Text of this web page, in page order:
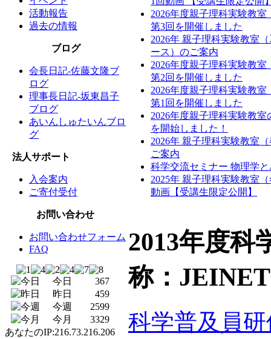
活動報告
過去の情報
ブログ
会長日記-佐藤文隆ブ
ログ
理事長日記-坂東昌子
ブログ
あいんしゅたいんブロ
グ
法人サポート
入会案内
ご寄付受付
お問い合わせ
お問い合わせフォーム
FAQ
今日
367
昨日
459
今週
2599
今月
3329
あなたのIP:216.73.216.206
2026年度親子理科実験教室
第3回を開催しました
2026年 親子理科実験教室
ース）のご案内
2026年度親子理科実験教室
第2回を開催しました
2026年度親子理科実験教室
第1回を開催しました
2026年度親子理科実験教室
を開始しました！
2026年 親子理科実験教室
ご案内
科学交流セミナー 物理学
2025年 親子理科実験教室
動画【受講生限定公開】
2013年度科
称：
科学普及員